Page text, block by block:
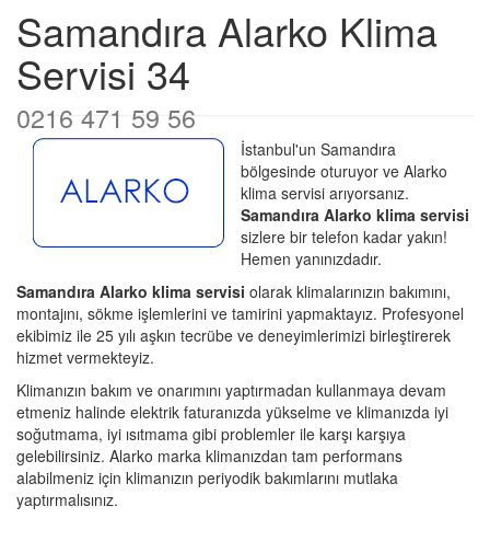
Samandıra Alarko Klima
Servisi 34
0216 471 59 56
İstanbul'un Samandıra
bölgesinde oturuyor ve Alarko
klima servisi arıyorsanız.
Samandıra Alarko klima servisi
sizlere bir telefon kadar yakın!
Hemen yanınızdadır.
Samandıra Alarko klima servisi olarak klimalarınızın bakımını,
montajını, sökme işlemlerini ve tamirini yapmaktayız. Profesyonel
ekibimiz ile 25 yılı aşkın tecrübe ve deneyimlerimizi birleştirerek
hizmet vermekteyiz.
Klimanızın bakım ve onarımını yaptırmadan kullanmaya devam
etmeniz halinde elektrik faturanızda yükselme ve klimanızda iyi
soğutmama, iyi ısıtmama gibi problemler ile karşı karşıya
gelebilirsiniz. Alarko marka klimanızdan tam performans
alabilmeniz için klimanızın periyodik bakımlarını mutlaka
yaptırmalısınız.